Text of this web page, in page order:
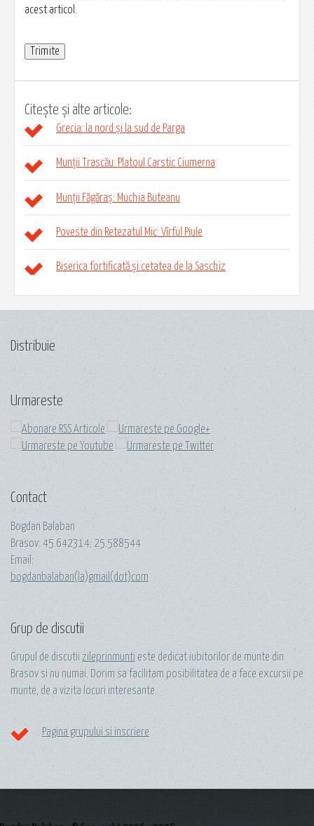
acest articol.
Citește și alte articole:
Grecia: la nord și la sud de Parga
Munții Trascău: Platoul Carstic Ciumerna
Munții Făgăraș: Muchia Buteanu
Poveste din Retezatul Mic: Vîrful Piule
Biserica fortificată și cetatea de la Saschiz
Distribuie
Urmareste
Contact
Bogdan Balaban
Brasov: 45.642314; 25.588544
Email:
bogdanbalaban(la)gmail(dot)com
Grup de discutii
Grupul de discutii zileprinmunti este dedicat iubitorilor de munte din
Brasov si nu numai. Dorim sa facilitam posibilitatea de a face excursii pe
munte, de a vizita locuri interesante.
Pagina grupului si inscriere